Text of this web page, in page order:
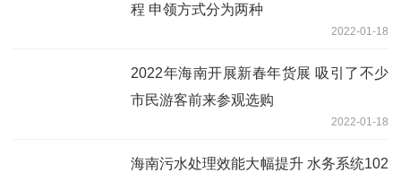
程 申领方式分为两种
2022-01-18
2022年海南开展新春年货展 吸引了不少
市民游客前来参观选购
2022-01-18
海南污水处理效能大幅提升 水务系统102